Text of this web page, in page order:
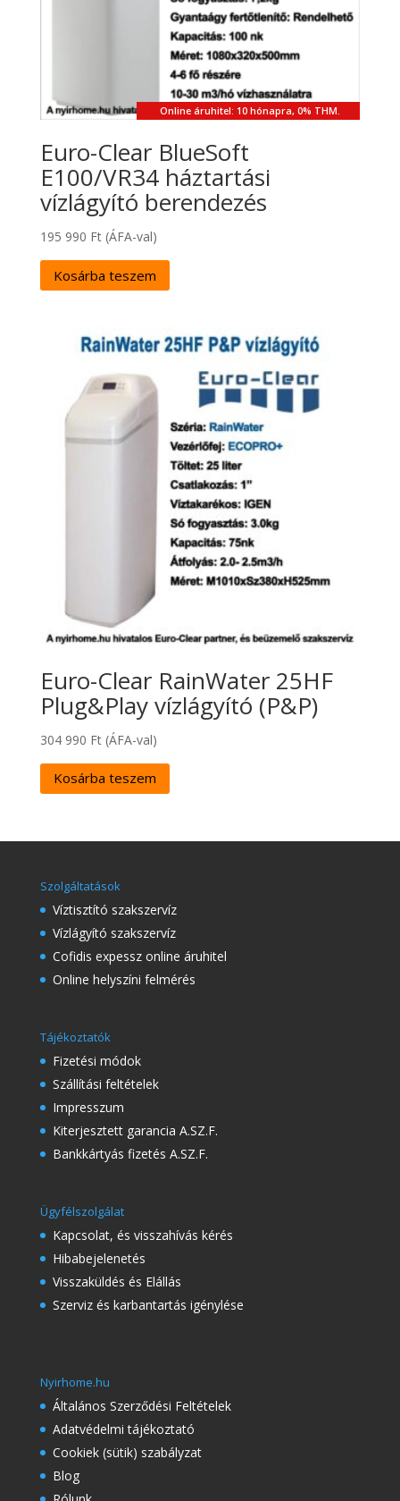
Online áruhitel: 10 hónapra, 0% THM.
Euro-Clear BlueSoft
E100/VR34 háztartási
vízlágyító berendezés
195 990 Ft (ÁFA-val)
Kosárba teszem
Euro-Clear RainWater 25HF
Plug&Play vízlágyító (P&P)
304 990 Ft (ÁFA-val)
Kosárba teszem
Szolgáltatások
Víztisztító szakszervíz
Vízlágyító szakszervíz
Cofidis expessz online áruhitel
Online helyszíni felmérés
Tájékoztatók
Fizetési módok
Szállítási feltételek
Impresszum
Kiterjesztett garancia A.SZ.F.
Bankkártyás fizetés A.SZ.F.
Ügyfélszolgálat
Kapcsolat, és visszahívás kérés
Hibabejelenetés
Visszaküldés és Elállás
Szerviz és karbantartás igénylése
Nyirhome.hu
Általános Szerződési Feltételek
Adatvédelmi tájékoztató
Cookiek (sütik) szabályzat
Blog